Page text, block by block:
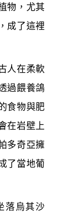
物，尤其
成了這裡
人在柔軟
過餵養鴿
食物與肥
在岩壁上
多奇亞擁
了當地葡
落烏其沙